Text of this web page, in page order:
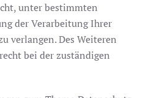
unter bestimmten
der Verarbeitung Ihrer
verlangen. Des Weiteren
bei der zuständigen